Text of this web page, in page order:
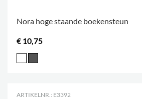
Nora hoge staande boekensteun
€ 10,75
ARTIKELNR.: E3392